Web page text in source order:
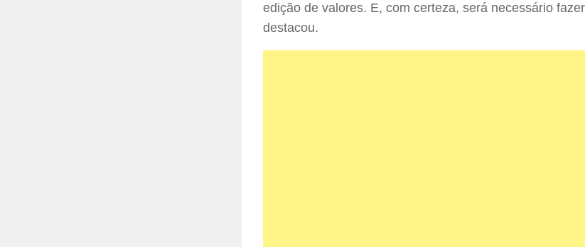
edição de valores. E, com certeza, será necessário
destacou.